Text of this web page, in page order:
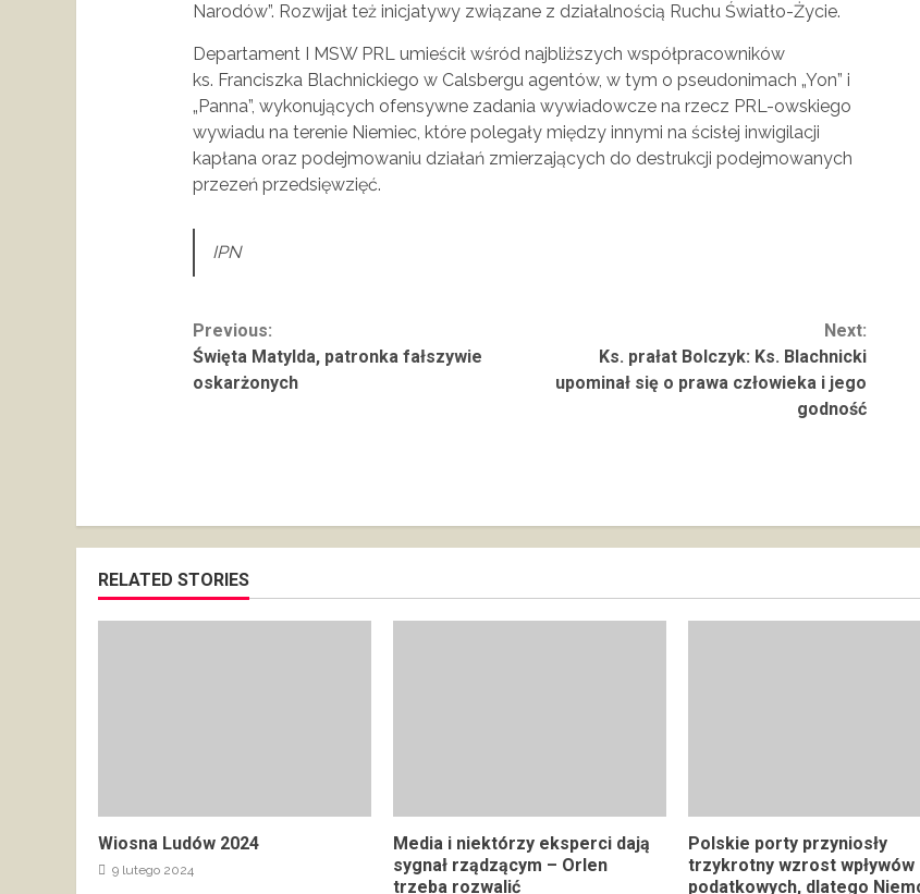
Narodów”. Rozwijał też inicjatywy związane z działalnością Ruchu Światło-Życie.
Departament I MSW PRL umieścił wśród najbliższych współpracowników
ks. Franciszka Blachnickiego w Calsbergu agentów, w tym o pseudonimach „Yon” i
„Panna”, wykonujących ofensywne zadania wywiadowcze na rzecz PRL-owskiego
wywiadu na terenie Niemiec, które polegały między innymi na ścisłej inwigilacji
kapłana oraz podejmowaniu działań zmierzających do destrukcji podejmowanych
przezeń przedsięwzięć.
IPN
Continue
Reading
Previous:
Święta Matylda, patronka fałszywie
oskarżonych
Next:
Ks. prałat Bolczyk: Ks. Blachnicki
upominał się o prawa człowieka i jego
godność
RELATED STORIES
Wiosna Ludów 2024
9 lutego 2024
Media i niektórzy eksperci dają
sygnał rządzącym – Orlen
trzeba rozwalić
Polskie porty przyniosły
trzykrotny wzrost wpływów
podatkowych, dlatego